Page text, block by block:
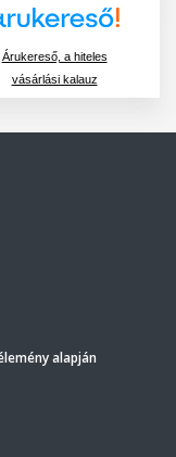
Árukereső, a hiteles
vásárlási kalauz
alapján